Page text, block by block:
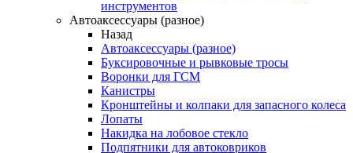
инструментов
Автоаксессуары (разное)
Назад
Автоаксессуары (разное)
Буксировочные и рывковые тросы
Воронки для ГСМ
Канистры
Кронштейны и колпаки для запасного колеса
Лопаты
Накидка на лобовое стекло
Подпятники для автоковриков